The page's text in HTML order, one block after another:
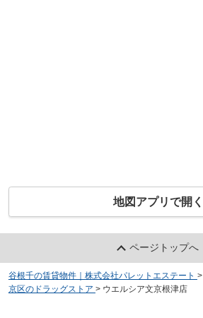
地図アプリで開く
ページトップへ
谷根千の賃貸物件｜株式会社パレットエステート >
京区のドラッグストア > ウエルシア文京根津店